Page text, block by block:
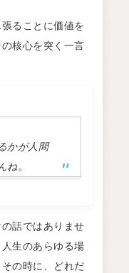
ることに価値を
核心を突く一言
かが人間
ね。
話ではありませ
生のあらゆる場
の時に、どれだ